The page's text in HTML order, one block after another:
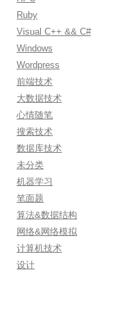
Ruby
Visual C++ && C#
Windows
Wordpress
前端技术
大数据技术
心情随笔
搜索技术
数据库技术
未分类
机器学习
笔面题
算法&数据结构
网络&网络模拟
计算机技术
设计